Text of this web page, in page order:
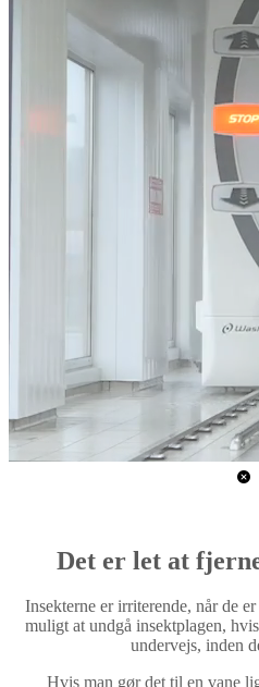
Det er let at
Insekterne er irriterende, når de
muligt at undgå insektplagen,
undervejs, inden
Hvis man gør det til en vane